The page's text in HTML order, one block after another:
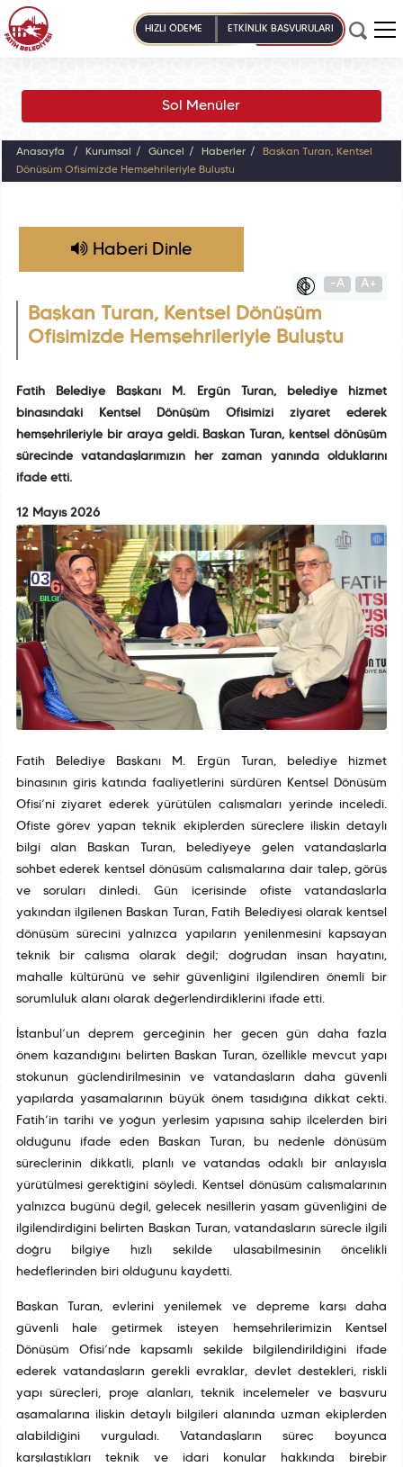
HIZLI ÖDEME ETKİNLİK BAŞVURULARI
Sol Menüler
Anasayfa Kurumsal Güncel Haberler
Başkan Turan, Kentsel
Dönüşüm Ofisimizde Hemşehrileriyle Buluştu
Haberi Dinle
-A A+
Başkan Turan, Kentsel Dönüşüm
Ofisimizde Hemşehrileriyle Buluştu
Fatih Belediye Başkanı M. Ergün Turan, belediye hizmet
binasındaki Kentsel Dönüşüm Ofisimizi ziyaret ederek
hemşehrileriyle bir araya geldi. Başkan Turan, kentsel dönüşüm
sürecinde vatandaşlarımızın her zaman yanında olduklarını
ifade etti.
12 Mayıs 2026
Fatih Belediye Başkanı M. Ergün Turan, belediye hizmet
binasının giriş katında faaliyetlerini sürdüren Kentsel Dönüşüm
Ofisi’ni ziyaret ederek yürütülen çalışmaları yerinde inceledi.
Ofiste görev yapan teknik ekiplerden süreçlere ilişkin detaylı
bilgi alan Başkan Turan, belediyeye gelen vatandaşlarla
sohbet ederek kentsel dönüşüm çalışmalarına dair talep, görüş
ve soruları dinledi. Gün içerisinde ofiste vatandaşlarla
yakından ilgilenen Başkan Turan, Fatih Belediyesi olarak kentsel
dönüşüm sürecini yalnızca yapıların yenilenmesini kapsayan
teknik bir çalışma olarak değil; doğrudan insan hayatını,
mahalle kültürünü ve şehir güvenliğini ilgilendiren önemli bir
sorumluluk alanı olarak değerlendirdiklerini ifade etti.
İstanbul’un deprem gerçeğinin her geçen gün daha fazla
önem kazandığını belirten Başkan Turan, özellikle mevcut yapı
stokunun güçlendirilmesinin ve vatandaşların daha güvenli
yapılarda yaşamalarının büyük önem taşıdığına dikkat çekti.
Fatih’in tarihî ve yoğun yerleşim yapısına sahip ilçelerden biri
olduğunu ifade eden Başkan Turan, bu nedenle dönüşüm
süreçlerinin dikkatli, planlı ve vatandaş odaklı bir anlayışla
yürütülmesi gerektiğini söyledi. Kentsel dönüşüm çalışmalarının
yalnızca bugünü değil, gelecek nesillerin yaşam güvenliğini de
ilgilendirdiğini belirten Başkan Turan, vatandaşların süreçle ilgili
doğru bilgiye hızlı şekilde ulaşabilmesinin öncelikli
hedeflerinden biri olduğunu kaydetti.
Başkan Turan, evlerini yenilemek ve depreme karşı daha
güvenli hale getirmek isteyen hemşehrilerimizin Kentsel
Dönüşüm Ofisi’nde kapsamlı şekilde bilgilendirildiğini ifade
ederek vatandaşların gerekli evraklar, devlet destekleri, riskli
yapı süreçleri, proje alanları, teknik incelemeler ve başvuru
aşamalarına ilişkin detaylı bilgileri alanında uzman ekiplerden
alabildiğini vurguladı. Vatandaşların süreç boyunca
karşılaştıkları teknik ve idari konular hakkında birebir